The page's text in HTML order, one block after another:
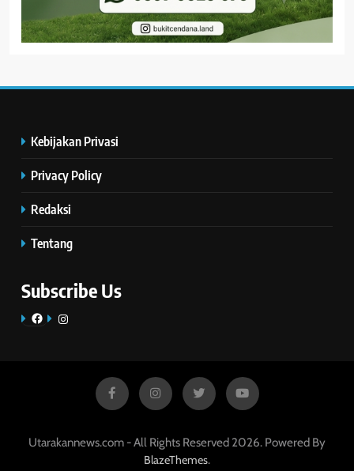
Kebijakan Privasi
Privacy Policy
Redaksi
Tentang
Subscribe Us
FacebookInstagram
Utarakannews.com - All Rights Reserved 2026. Powered By
BlazeThemes.